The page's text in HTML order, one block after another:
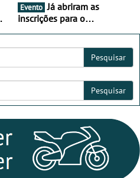
Evento Já abriram as
inscrições para o
Pesquisar
Pesquisar